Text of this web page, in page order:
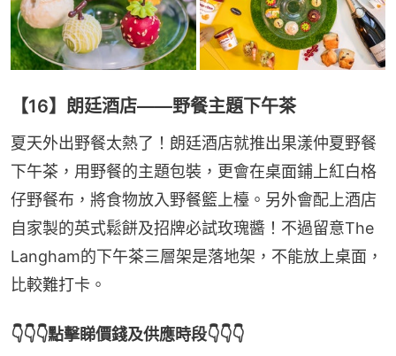
【16】朗廷酒店——野餐主題下午茶
夏天外出野餐太熱了！朗廷酒店就推出果漾仲夏野餐
下午茶，用野餐的主題包裝，更會在桌面鋪上紅白格
仔野餐布，將食物放入野餐籃上檯。另外會配上酒店
自家製的英式鬆餅及招牌必試玫瑰醬！不過留意The
Langham的下午茶三層架是落地架，不能放上桌面，
比較難打卡。
👇👇👇點擊睇價錢及供應時段👇👇👇